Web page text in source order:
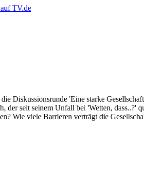
Diskussionsrunde 'Eine starke
der seit seinem Unfall bei 'Wetten, dass..?'
Wie viele Barrieren verträgt die